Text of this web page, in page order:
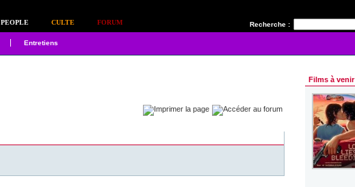
Recherche :
PEOPLE CULTE FORUM
Entretiens
Films à venir